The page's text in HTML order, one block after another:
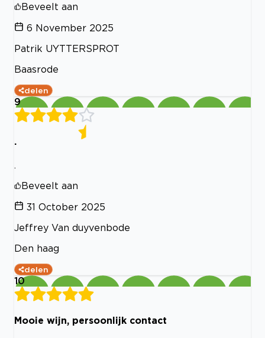
Beveelt aan
6 November 2025
Patrik UYTTERSPROT
Baasrode
delen
9
.
.
Beveelt aan
31 October 2025
Jeffrey Van duyvenbode
Den haag
delen
10
Mooie wijn, persoonlijk contact